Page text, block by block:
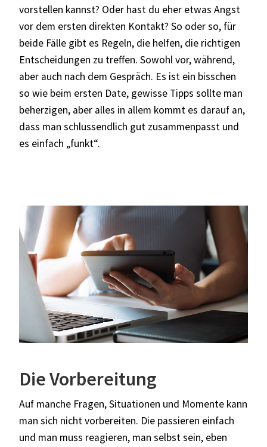
vorstellen kannst? Oder hast du eher etwas Angst
vor dem ersten direkten Kontakt? So oder so, für
beide Fälle gibt es Regeln, die helfen, die richtigen
Entscheidungen zu treffen. Sowohl vor, während,
aber auch nach dem Gespräch. Es ist ein bisschen
so wie beim ersten Date, gewisse Tipps sollte man
beherzigen, aber alles in allem kommt es darauf an,
dass man schlussendlich gut zusammenpasst und
es einfach „funkt“.
Die Vorbereitung
Auf manche Fragen, Situationen und Momente kann
man sich nicht vorbereiten. Die passieren einfach
und man muss reagieren, man selbst sein, eben